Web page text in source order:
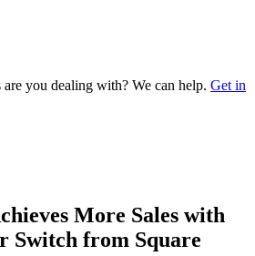
are you dealing with? We can help. Get in
More Sales with
Switch from Square